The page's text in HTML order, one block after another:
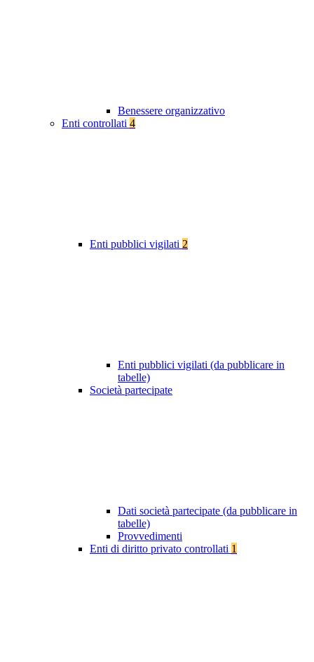
Benessere organizzativo
Enti controllati 4
Enti pubblici vigilati 2
Enti pubblici vigilati (da pubblicare in
tabelle)
Società partecipate
Dati società partecipate (da pubblicare in
tabelle)
Provvedimenti
Enti di diritto privato controllati 1